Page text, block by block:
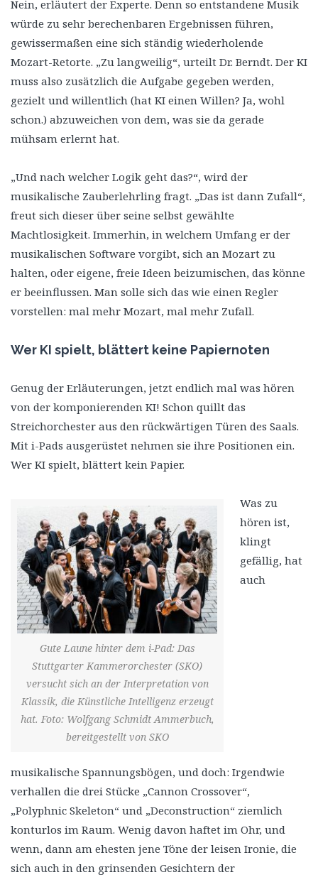
Nein, erläutert der Experte. Denn so entstandene Musik
würde zu sehr berechenbaren Ergebnissen führen,
gewissermaßen eine sich ständig wiederholende
Mozart-Retorte. „Zu langweilig“, urteilt Dr. Berndt. Der KI
muss also zusätzlich die Aufgabe gegeben werden,
gezielt und willentlich (hat KI einen Willen? Ja, wohl
schon.) abzuweichen von dem, was sie da gerade
mühsam erlernt hat.
„Und nach welcher Logik geht das?“, wird der
musikalische Zauberlehrling fragt. „Das ist dann Zufall“,
freut sich dieser über seine selbst gewählte
Machtlosigkeit. Immerhin, in welchem Umfang er der
musikalischen Software vorgibt, sich an Mozart zu
halten, oder eigene, freie Ideen beizumischen, das könne
er beeinflussen. Man solle sich das wie einen Regler
vorstellen: mal mehr Mozart, mal mehr Zufall.
Wer KI spielt, blättert keine Papiernoten
Genug der Erläuterungen, jetzt endlich mal was hören
von der komponierenden KI! Schon quillt das
Streichorchester aus den rückwärtigen Türen des Saals.
Mit i-Pads ausgerüstet nehmen sie ihre Positionen ein.
Wer KI spielt, blättert kein Papier.
Gute Laune hinter dem i-Pad: Das
Stuttgarter Kammerorchester (SKO)
versucht sich an der Interpretation von
Klassik, die Künstliche Intelligenz erzeugt
hat. Foto: Wolfgang Schmidt Ammerbuch,
bereitgestellt von SKO
Was zu
hören ist,
klingt
gefällig, hat
auch
musikalische Spannungsbögen, und doch: Irgendwie
verhallen die drei Stücke „Cannon Crossover“,
„Polyphnic Skeleton“ und „Deconstruction“ ziemlich
konturlos im Raum. Wenig davon haftet im Ohr, und
wenn, dann am ehesten jene Töne der leisen Ironie, die
sich auch in den grinsenden Gesichtern der